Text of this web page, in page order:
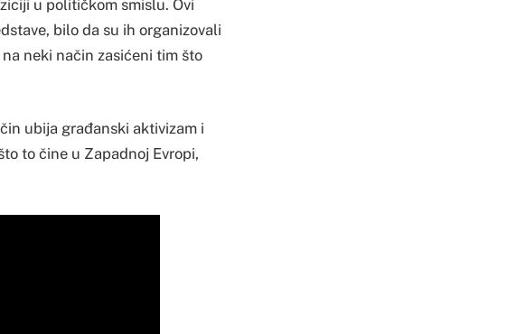
u političkom smislu. Ovi
bilo da su ih organizovali
neki način zasićeni tim što
ubija građanski aktivizam i
to čine u Zapadnoj Evropi,